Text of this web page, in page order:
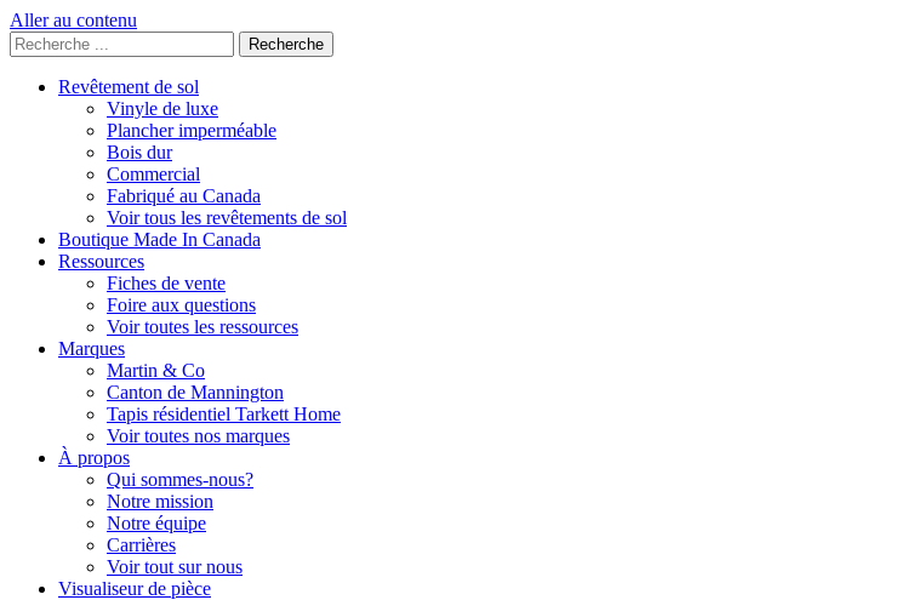
Aller au contenu
Rechercher
:
Revêtement de sol
Vinyle de luxe
Plancher imperméable
Bois dur
Commercial
Fabriqué au Canada
Voir tous les revêtements de sol
Boutique Made In Canada
Ressources
Fiches de vente
Foire aux questions
Voir toutes les ressources
Marques
Martin & Co
Canton de Mannington
Tapis résidentiel Tarkett Home
Voir toutes nos marques
À propos
Qui sommes-nous?
Notre mission
Notre équipe
Carrières
Voir tout sur nous
Visualiseur de pièce